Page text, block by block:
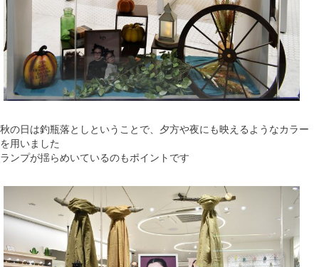
秋の日は釣瓶落としということで、夕方や夜にも映えるようなカラー
を用いました
ランプが揺らめいているのもポイントです